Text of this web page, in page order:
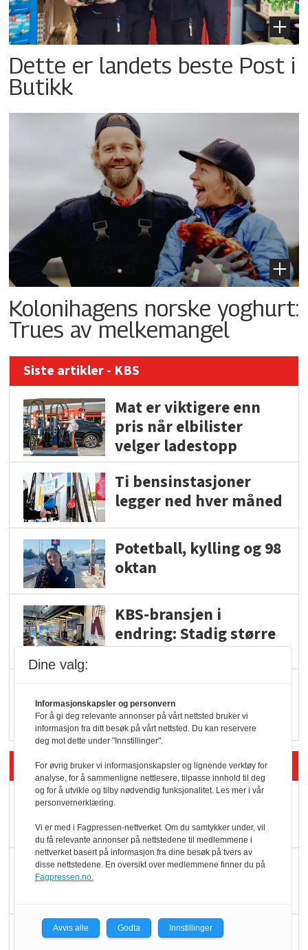
Dette er landets beste Post i
Butikk
Kolonihagens norske yoghurt:
Trues av melkemangel
Siste artikler - KBS
Mat er viktigere enn
pris når elbilister
velger ladestopp
Ti bensinstasjoner
legger ned hver måned
Potetball, kylling og 98
oktan
KBS-bransjen i
endring: Stadig større
serveringstilbud
i dagligvare
Siste artikler - Butikk i praksis
Rema-flaggskip
dundrer videre
Slik opprettholdes
Færre varer, men fulle
Dine valg:
Informasjonskapsler og personvern
For å gi deg relevante annonser på vårt nettsted bruker vi
informasjon fra ditt besøk på vårt nettsted. Du kan reservere
deg mot dette under "Innstillinger".
For øvrig bruker vi informasjonskapsler og lignende verktøy for
analyse, for å sammenligne nettlesere, tilpasse innhold til deg
og for å utvikle og tilby nødvendig funksjonalitet. Les mer i vår
personvernerklæring.
Vi er med i Fagpressen-nettverket. Om du samtykker under, vil
du få relevante annonser på nettstedene til medlemmene i
nettverket basert på informasjon fra dine besøk på tvers av
disse nettstedene. En oversikt over medlemmene finner du på
Fagpressen.no.
Avvis alle Godta Innstillinger